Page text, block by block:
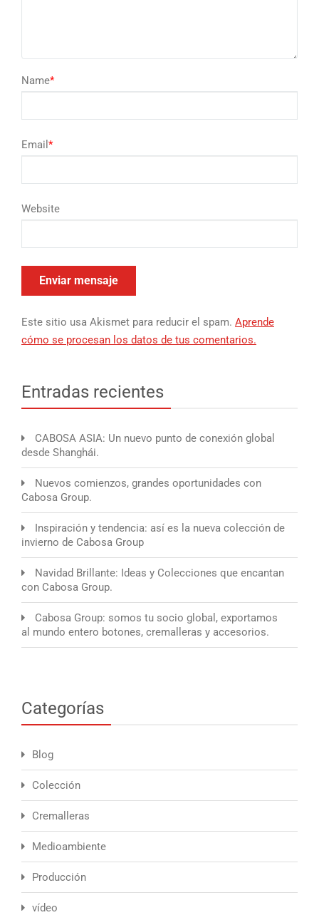
Name*
Email *
Website
Este sitio usa Akismet para reducir el spam. Aprende
cómo se procesan los datos de tus comentarios.
Entradas recientes
CABOSA ASIA: Un nuevo punto de conexión global
desde Shanghái.
Nuevos comienzos, grandes oportunidades con
Cabosa Group.
Inspiración y tendencia: así es la nueva colección de
invierno de Cabosa Group
Navidad Brillante: Ideas y Colecciones que encantan
con Cabosa Group.
Cabosa Group: somos tu socio global, exportamos
al mundo entero botones, cremalleras y accesorios.
Categorías
Blog
Colección
Cremalleras
Medioambiente
Producción
vídeo